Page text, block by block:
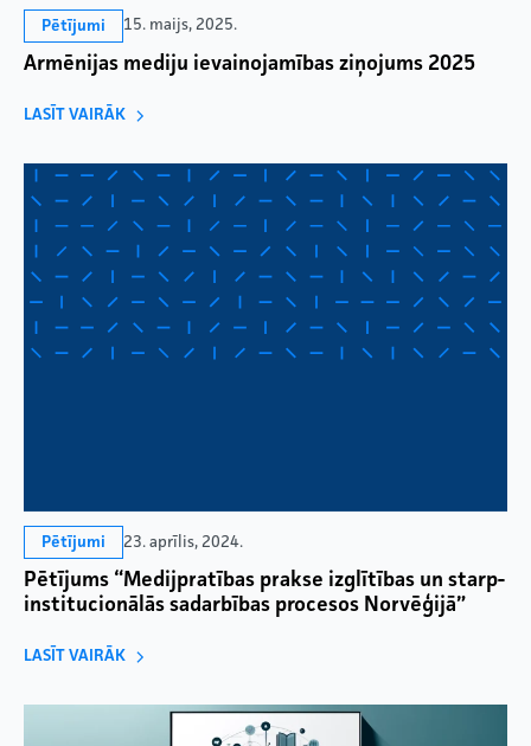
Pētījumi 15. maijs, 2025.
Armēnijas mediju ievainojamības ziņojums 2025
LASĪT VAIRĀK
Pētījumi 23. aprīlis, 2024.
Pētījums “Medijpratības prakse izglītības un starp-
institucionālās sadarbības procesos Norvēģijā”
LASĪT VAIRĀK